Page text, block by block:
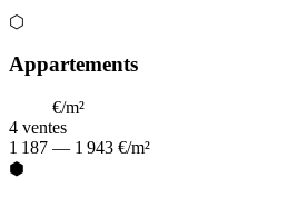
⬡
Appartements
€/m²
4 ventes
1 187 — 1 943 €/m²
⬢